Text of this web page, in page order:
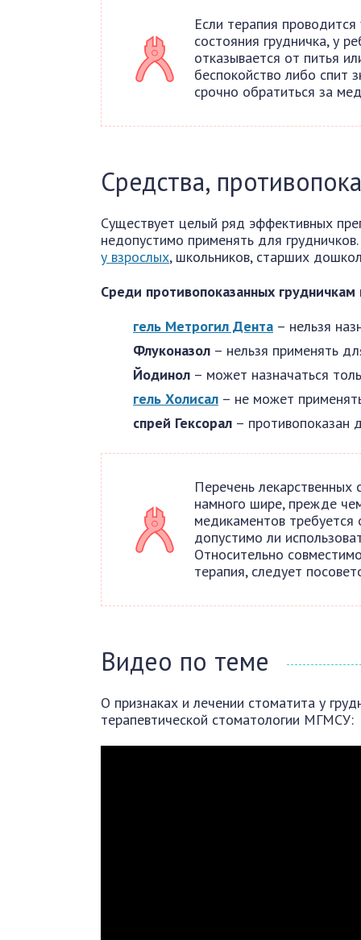
Если терапия
состояния грудничка, у
отказывается от питья
беспокойство либо спит
срочно обратиться за
Средства,
Существует целый ряд эффективных
недопустимо применять для
у взрослых, школьников, старших
Среди противопоказанных
гель Метрогил Дента – нельзя
Флуконазол – нельзя применять
Йодинол – может назначаться
гель Холисал – не может
спрей Гексорал – противопоказан
Перечень лекарственных
намного шире, прежде
медикаментов требуется
допустимо ли
Относительно
терапия, следует
Видео по теме
О признаках и лечении стоматита у
терапевтической стоматологии МГМСУ: